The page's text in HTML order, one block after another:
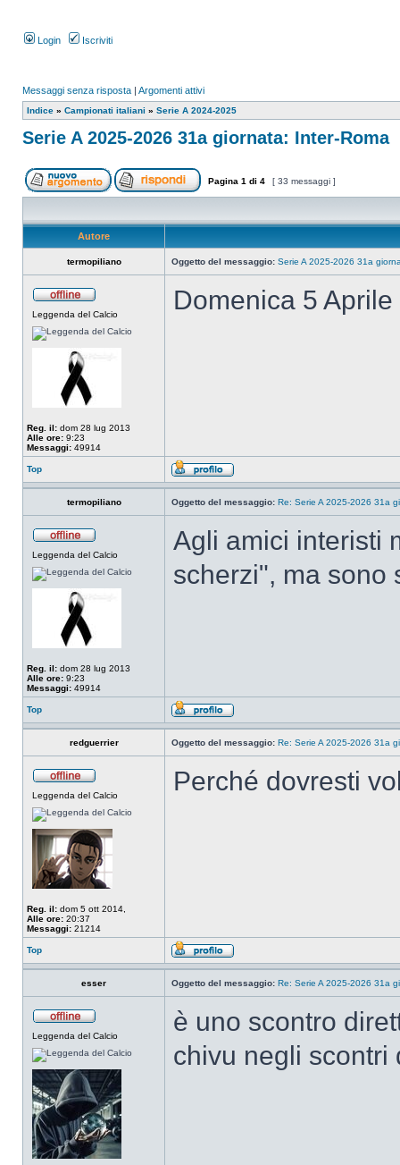
Login Iscriviti
Messaggi senza risposta | Argomenti attivi
Indice » Campionati italiani » Serie A 2024-2025
Serie A 2025-2026 31a giornata: Inter-Roma
Pagina 1 di 4 [ 33 messaggi ]
Autore
termopiliano Oggetto del messaggio: Serie A 2025-2026 31a
Leggenda del Calcio
Reg. il: dom 28 lug 2013
Alle ore: 9:23
Messaggi: 49914
Domenica 5
Top
termopiliano Oggetto del messaggio: Re: Serie A 2025-2026 31a
Leggenda del Calcio
Reg. il: dom 28 lug 2013
Alle ore: 9:23
Messaggi: 49914
Agli amici interisti
scherzi", ma sono
Top
redguerrier Oggetto del messaggio: Re: Serie A 2025-2026 31a
Leggenda del Calcio
Reg. il: dom 5 ott 2014,
Alle ore: 20:37
Messaggi: 21214
Perché dovresti
Top
esser Oggetto del messaggio: Re: Serie A 2025-2026 31a
Leggenda del Calcio
è uno scontro
chivu negli scontri